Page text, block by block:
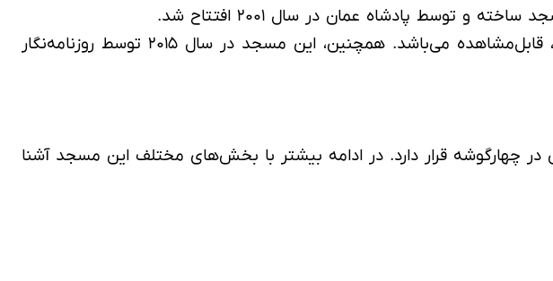
شاید برایتان جالب باشد که بدانید؛ مناره‌های مسجد سلطان قابوس، از کیلومترها دورتر نیز، قابل‌مشاهده می‌باشد. همچنین، این مسجد در سال ۲۰۱۵ توسط روزنامه‌نگار
چهارگوشه قرار دارد. در ادامه بیشتر با بخش‌های مختلف این مسجد آشنا